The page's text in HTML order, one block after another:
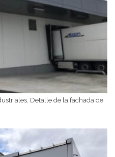
Detalle de la fachada de